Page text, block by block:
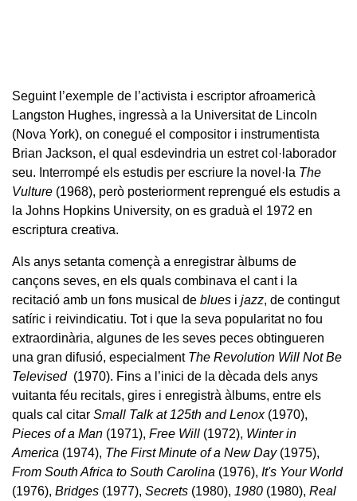
Seguint l’exemple de l’activista i escriptor afroamericà
Langston Hughes, ingressà a la Universitat de Lincoln
(Nova York), on conegué el compositor i instrumentista
Brian Jackson, el qual esdevindria un estret col·laborador
seu. Interrompé els estudis per escriure la novel·la The
Vulture (1968), però posteriorment reprengué els estudis a
la Johns Hopkins University, on es graduà el 1972 en
escriptura creativa.
Als anys setanta començà a enregistrar àlbums de
cançons seves, en els quals combinava el cant i la
recitació amb un fons musical de blues i jazz, de contingut
satíric i reivindicatiu. Tot i que la seva popularitat no fou
extraordinària, algunes de les seves peces obtingueren
una gran difusió, especialment The Revolution Will Not Be
Televised(1970). Fins a l’inici de la dècada dels anys
vuitanta féu recitals, gires i enregistrà àlbums, entre els
quals cal citar Small Talk at 125th and Lenox(1970),
Pieces of a Man (1971), Free Will (1972), Winter in
America (1974), The First Minute of a New Day(1975),
From South Africa to South Carolina (1976), It's Your World
(1976), Bridges (1977), Secrets (1980), 1980 (1980), Real